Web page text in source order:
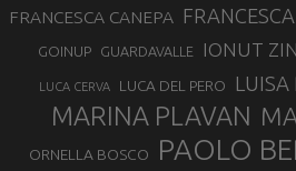
FRANCESCA CANEPA
GOINUP GUARDAVALLE IONUT
LUCA CERVA LUCA DEL PERO LUISA
MARINA PLAVAN
ORNELLA BOSCO PAOLO